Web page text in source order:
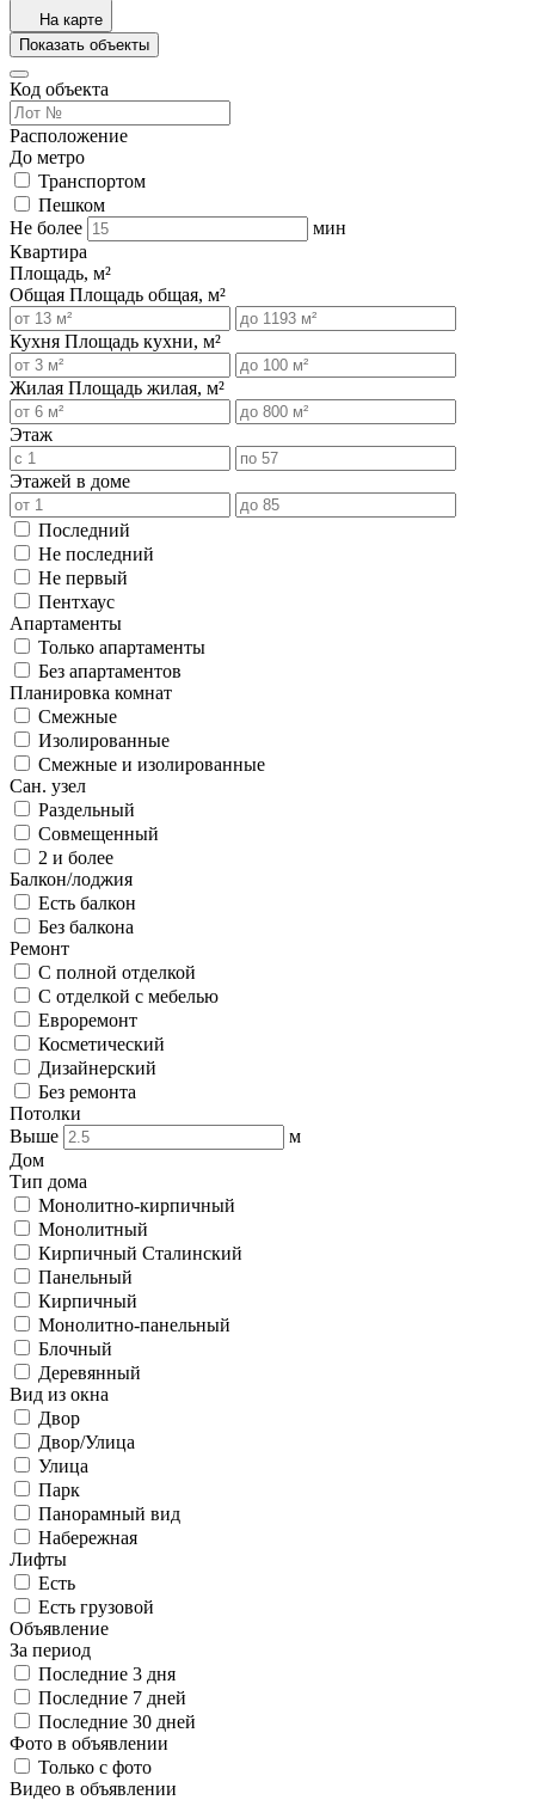
На карте
Показать объекты
Код объекта
Расположение
До метро
Транспортом
Пешком
Не более
мин
Квартира
Площадь, м²
Общая Площадь общая, м²
Кухня Площадь кухни, м²
Жилая Площадь жилая, м²
Этаж
Этажей в доме
Последний
Не последний
Не первый
Пентхаус
Апартаменты
Только апартаменты
Без апартаментов
Планировка комнат
Смежные
Изолированные
Смежные и изолированные
Сан. узел
Раздельный
Совмещенный
2 и более
Балкон/лоджия
Есть балкон
Без балкона
Ремонт
С полной отделкой
С отделкой с мебелью
Евроремонт
Косметический
Дизайнерский
Без ремонта
Потолки
Выше
м
Дом
Тип дома
Монолитно-кирпичный
Монолитный
Кирпичный Сталинский
Панельный
Кирпичный
Монолитно-панельный
Блочный
Деревянный
Вид из окна
Двор
Двор/Улица
Улица
Парк
Панорамный вид
Набережная
Лифты
Есть
Есть грузовой
Объявление
За период
Последние 3 дня
Последние 7 дней
Последние 30 дней
Фото в объявлении
Только с фото
Видео в объявлении